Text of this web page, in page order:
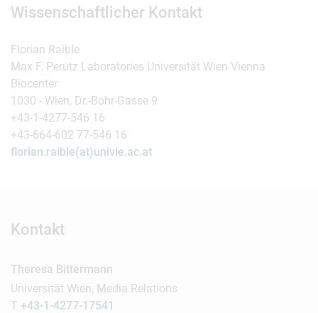
Wissenschaftlicher Kontakt
Florian Raible
Max F. Perutz Laboratories Universität Wien Vienna
Biocenter
1030 - Wien, Dr.-Bohr-Gasse 9
+43-1-4277-546 16
+43-664-602 77-546 16
florian.raible(at)univie.ac.at
Kontakt
Theresa Bittermann
Universität Wien, Media Relations
T +43-1-4277-17541